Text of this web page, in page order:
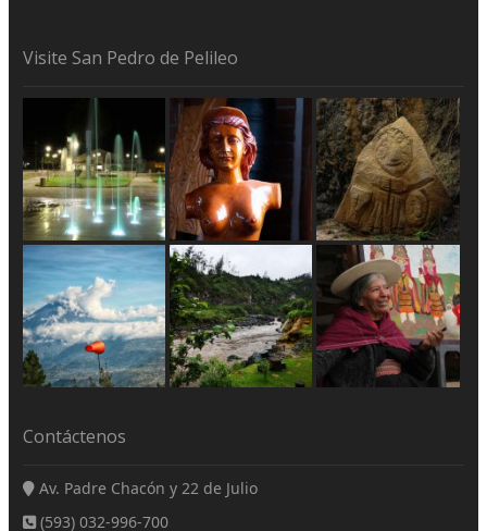
Visite San Pedro de Pelileo
Contáctenos
Av. Padre Chacón y 22 de Julio
(593) 032-996-700